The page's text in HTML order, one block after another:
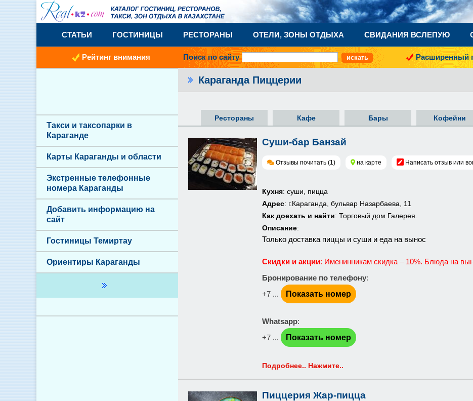
СТАТЬИ ГОСТИНИЦЫ РЕСТОРАНЫ ОТЕЛИ, ЗОНЫ ОТДЫХА СВИДАНИЯ ВСЛЕПУЮ
Рейтинг внимания Поиск по сайту Расширенный
Караганда Пиццерии
Рестораны Кафе Бары Кофейни
Суши-бар Банзай
Отзывы почитать (1) на карте Написать отзыв или
Кухня: суши, пицца
Адрес: г.Караганда, бульвар Назарбаева, 11
Как доехать и найти: Торговый дом Галерея.
Описание:
Только доставка пиццы и суши и еда на вынос
Скидки и акции: Именинникам скидка – 10%. Блюда на
Бронирование по телефону:
+7 ...
Показать номер
Whatsapp:
+7 ...
Показать номер
Подробнее.. Нажмите..
Пиццерия Жар-пицца
Такси и таксопарки в
Караганде
Карты Караганды и области
Экстренные телефонные
номера Караганды
Добавить информацию на
сайт
Гостиницы Темиртау
Ориентиры Караганды